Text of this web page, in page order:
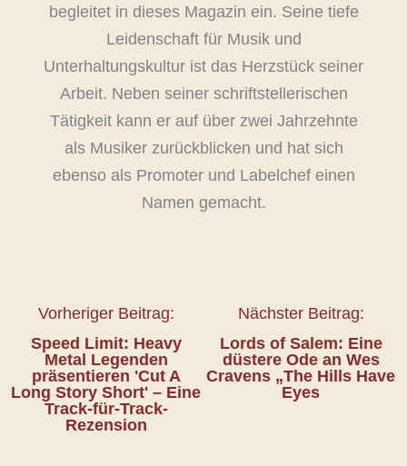
begleitet in dieses Magazin ein. Seine tiefe
Leidenschaft für Musik und
Unterhaltungskultur ist das Herzstück seiner
Arbeit. Neben seiner schriftstellerischen
Tätigkeit kann er auf über zwei Jahrzehnte
als Musiker zurückblicken und hat sich
ebenso als Promoter und Labelchef einen
Namen gemacht.
Vorheriger Beitrag:
Speed Limit: Heavy
Metal Legenden
präsentieren 'Cut A
Long Story Short' – Eine
Track-für-Track-
Rezension
Nächster Beitrag:
Lords of Salem: Eine
düstere Ode an Wes
Cravens „The Hills Have
Eyes